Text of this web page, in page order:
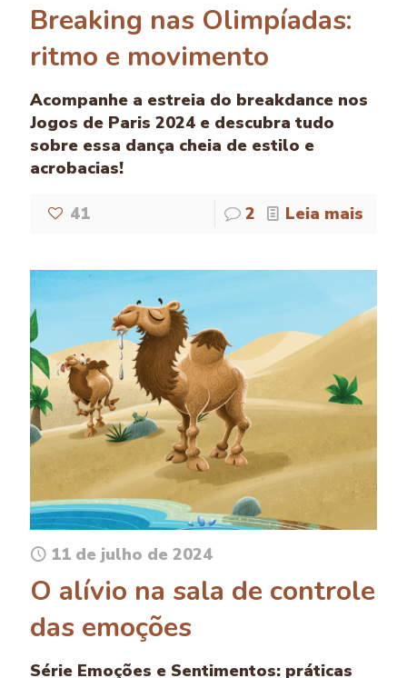
Breaking nas Olimpíadas:
ritmo e movimento
Acompanhe a estreia do breakdance nos
Jogos de Paris 2024 e descubra tudo
sobre essa dança cheia de estilo e
acrobacias!
41 2 Leia mais
11 de julho de 2024
O alívio na sala de controle
das emoções
Série Emoções e Sentimentos: práticas